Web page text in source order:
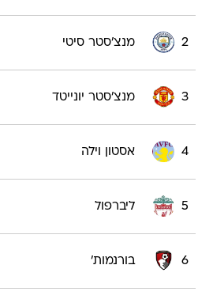
2 מנצ'סטר סיטי
3 מנצ'סטר יונייטד
4 אסטון וילה
5 ליברפול
6 בורנמות'